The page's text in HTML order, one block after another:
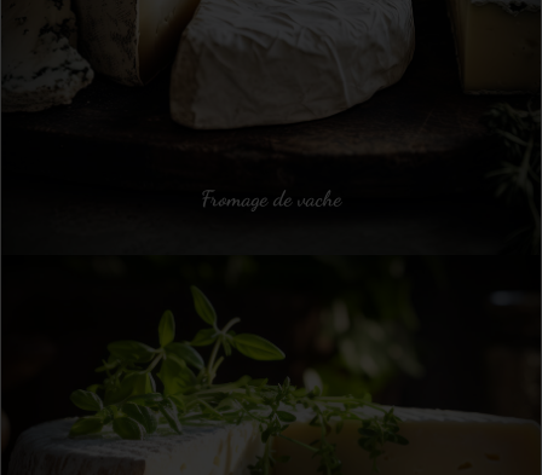
Fromage de vache